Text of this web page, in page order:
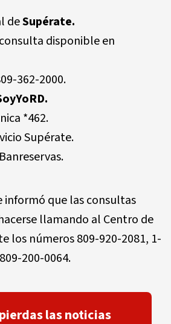
deSupérate.
disponible en
362-2000.
*462.
Supérate.
informó que las consultas
llamando al Centro de
los números 809-920-2081, 1-
200-0064.
las noticias